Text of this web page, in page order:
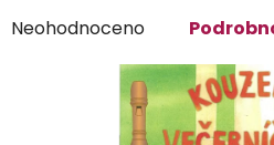
Průměrné
Neohodnoceno